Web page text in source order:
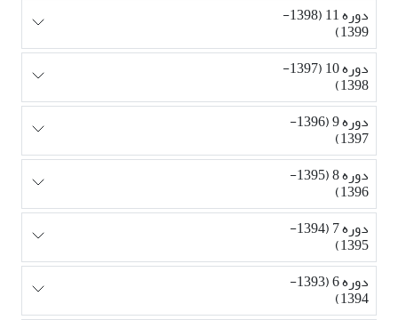
دوره 11 (1398-
1399)
دوره 10 (1397-
1398)
دوره 9 (1396-
1397)
دوره 8 (1395-
1396)
دوره 7 (1394-
1395)
دوره 6 (1393-
1394)